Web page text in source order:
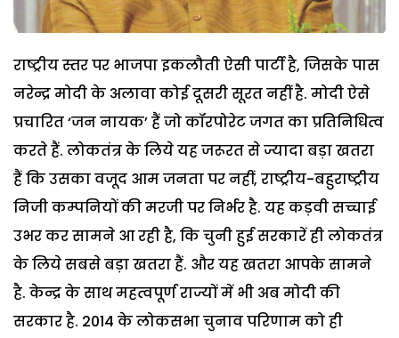
राष्ट्रीय स्तर पर भाजपा इकलौती ऐसी पार्टी है, जिसके पास
नरेन्द्र मोदी के अलावा कोई दूसरी सूरत नहीं है. मोदी ऐसे
प्रचारित ‘जन नायक’ हैं जो कॉरपोरेट जगत का प्रतिनिधित्व
करते हैं. लोकतंत्र के लिये यह जरूरत से ज्यादा बड़ा खतरा
हैं कि उसका वजूद आम जनता पर नहीं, राष्ट्रीय-बहुराष्ट्रीय
निजी कम्पनियों की मरजी पर निर्भर है. यह कड़वी सच्चाई
उभर कर सामने आ रही है, कि चुनी हुई सरकारें ही लोकतंत्र
के लिये सबसे बड़ा खतरा हैं. और यह खतरा आपके सामने
है. केन्द्र के साथ महत्वपूर्ण राज्यों में भी अब मोदी की
सरकार है. 2014 के लोकसभा चुनाव परिणाम को ही